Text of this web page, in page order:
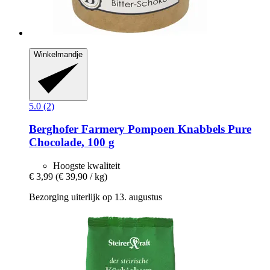
Winkelmandje
5.0 (2)
Berghofer Farmery Pompoen Knabbels Pure
Chocolade, 100 g
Hoogste kwaliteit
€ 3,99 (€ 39,90 / kg)
Bezorging uiterlijk op 13. augustus